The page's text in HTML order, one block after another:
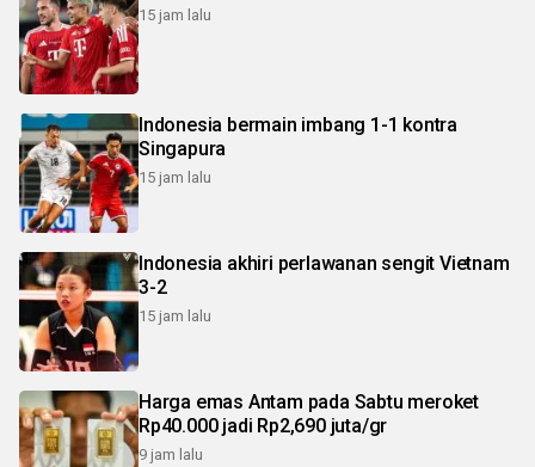
15 jam lalu
Indonesia bermain imbang 1-1 kontra
Singapura
15 jam lalu
Indonesia akhiri perlawanan sengit Vietnam
3-2
15 jam lalu
Harga emas Antam pada Sabtu meroket
Rp40.000 jadi Rp2,690 juta/gr
9 jam lalu